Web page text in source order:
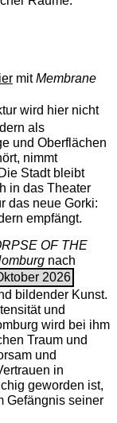
mit ­Membrane
wird hier nicht
als
und Oberflächen
nimmt
Stadt bleibt
in das Theater
das neue Gorki:
empfängt.
OF THE
nach
2026
bildender Kunst.
und
wird bei ihm
Traum und
und
in
geworden ist,
Gefängnis seiner